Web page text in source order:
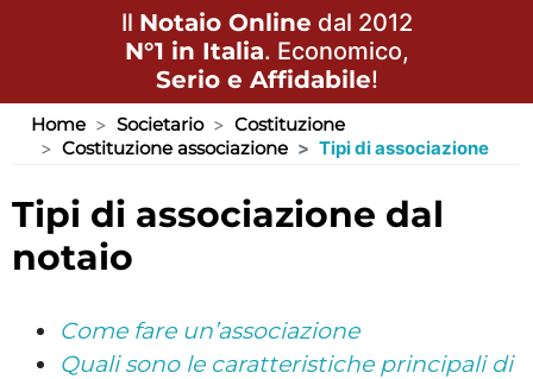
Il Notaio Online dal 2012
N°1 in Italia. Economico,
Serio e Affidabile!
Home Societario
Costituzione
Costituzione associazione
Tipi di associazione
tipi di associazione dal
notaio
Come fare un’associazione
Quali sono le caratteristiche principali di